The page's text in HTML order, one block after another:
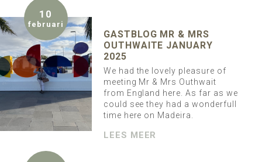
10
februari
GASTBLOG MR & MRS
OUTHWAITE JANUARY
2025
We had the lovely pleasure of
meeting Mr & Mrs Outhwait
from England here. As far as we
could see they had a wonderfull
time here on Madeira.
LEES MEER